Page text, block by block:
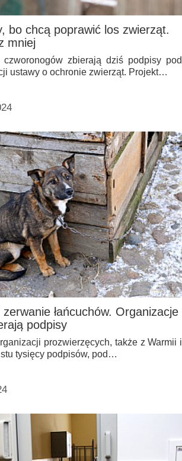
bo chcą poprawić los zwierząt.
mniej
czworonogów zbierają dziś podpisy pod
ustawy o ochronie zwierząt. Projekt…
łańcuchów. Organizacje
podpisy
prozwierzęcych, także z Warmii i
tysięcy podpisów, pod…